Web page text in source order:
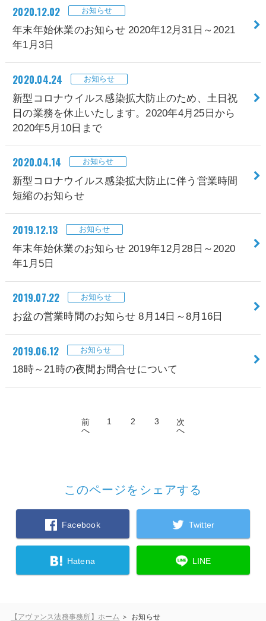
2020.12.02 お知らせ
年末年始休業のお知らせ 2020年12月31日～2021
年1月3日
2020.04.24 お知らせ
新型コロナウイルス感染拡大防止のため、土日祝
日の業務を休止いたします。2020年4月25日から
2020年5月10日まで
2020.04.14 お知らせ
新型コロナウイルス感染拡大防止に伴う営業時間
短縮のお知らせ
2019.12.13 お知らせ
年末年始休業のお知らせ 2019年12月28日～2020
年1月5日
2019.07.22 お知らせ
お盆の営業時間のお知らせ 8月14日～8月16日
2019.06.12 お知らせ
18時～21時の夜間お問合せについて
前
へ
1 2 3
次
へ
このページをシェアする
Facebook Twitter
Hatena LINE
【アヴァンス法務事務所】ホーム お知らせ